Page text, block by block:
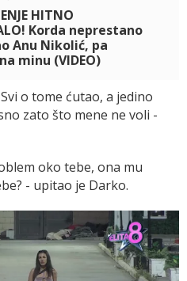
HITNO
Korda neprestano
Anu Nikolić, pa
minu (VIDEO)
o tome ćutao, a jedino
zato što mene ne voli -
oko tebe, ona mu
- upitao je Darko.